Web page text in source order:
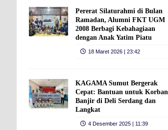
Pererat Silaturahmi di Bulan
Ramadan, Alumni FKT UGM
2008 Berbagi Kebahagiaan
dengan Anak Yatim Piatu
18 Maret 2026 | 23:42
KAGAMA Sumut Bergerak
Cepat: Bantuan untuk Korban
Banjir di Deli Serdang dan
Langkat
4 Desember 2025 | 11:39